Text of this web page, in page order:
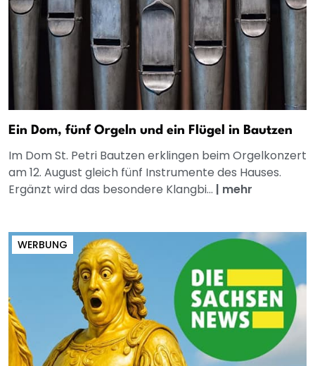
Ein Dom, fünf Orgeln und ein Flügel in Bautzen
Im Dom St. Petri Bautzen erklingen beim Orgelkonzert
am 12. August gleich fünf Instrumente des Hauses.
Ergänzt wird das besondere Klangbi... | mehr
WERBUNG